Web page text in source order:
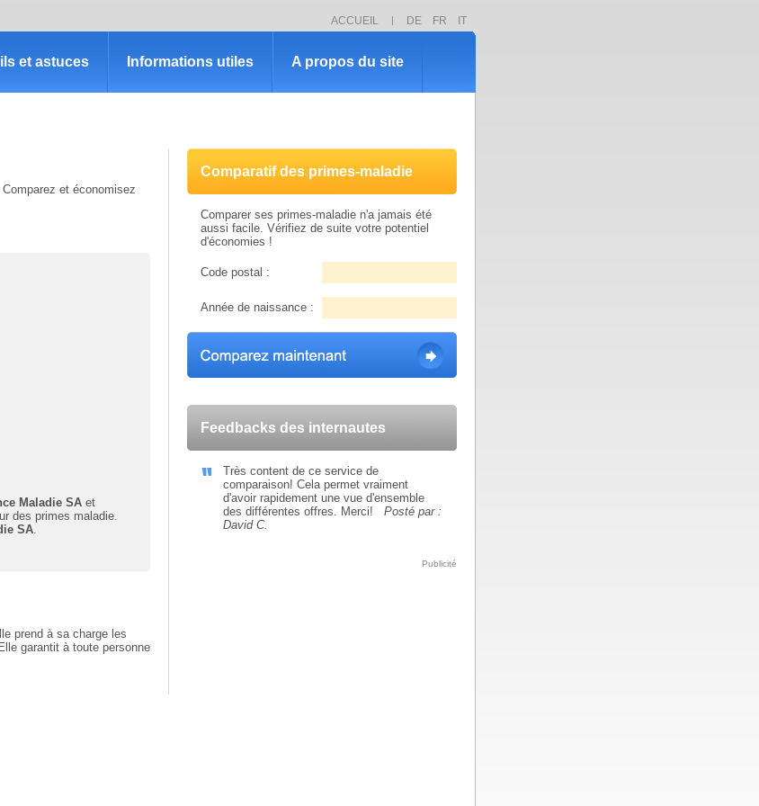
ACCUEIL DE FR IT
et astuces Informations utiles A propos du site
Comparez et économisez
Maladie SA et
des primes maladie.
SA.
prend à sa charge les
garantit à toute personne
Comparatif des primes-maladie
Comparer ses primes-maladie n'a jamais été
aussi facile. Vérifiez de suite votre potentiel
d'économies !
Code postal :
Année de naissance :
Feedbacks des internautes
Très content de ce service de
comparaison! Cela permet vraiment
d'avoir rapidement une vue d'ensemble
des différentes offres. Merci!
Posté par :
David C.
Publicité